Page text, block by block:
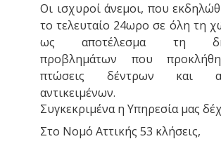
Οι ισχυροί άνεμοι, που
το τελευταίο 24ωρο σε όλη τη
ως αποτέλεσμα τη
προβλημάτων που
πτώσεις δέντρων και
αντικειμένων.
Συγκεκριμένα η Υπηρεσία μας
Στο Νομό Αττικής 53 κλήσεις,